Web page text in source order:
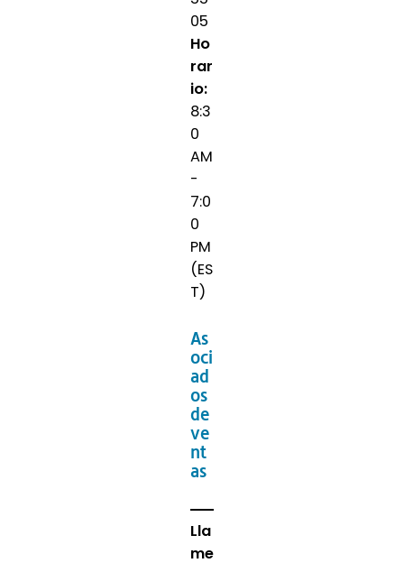
05
Ho
rar
io:
8:3
0
AM
-
7:0
0
PM
(ES
T)
As
oci
ad
os
de
ve
nt
as
Lla
me